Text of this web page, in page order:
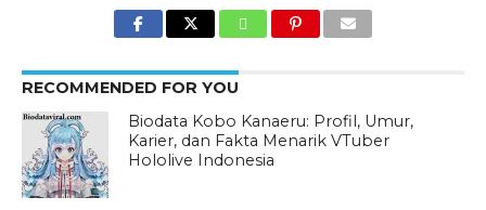
RECOMMENDED FOR YOU
Biodata Kobo Kanaeru: Profil, Umur,
Karier, dan Fakta Menarik VTuber
Hololive Indonesia